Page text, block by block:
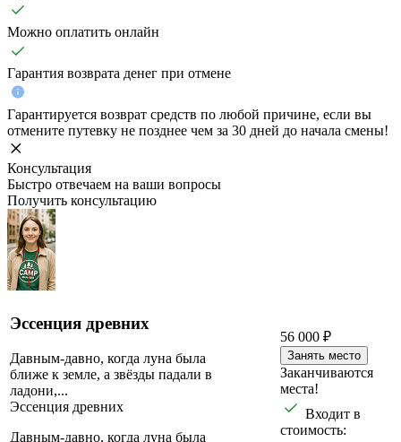
Можно оплатить онлайн
Гарантия возврата денег при отмене
Гарантируется возврат средств по любой причине, если вы
отмените путевку не позднее чем за 30 дней до начала смены!
Консультация
Быстро отвечаем на ваши вопросы
Получить консультацию
Эссенция древних
Давным‑давно, когда луна была
ближе к земле, а звёзды падали в
ладони,...
Эссенция древних
Давным‑давно, когда луна была
56 000 ₽
Занять место
Заканчиваются
места!
Входит в
стоимость: